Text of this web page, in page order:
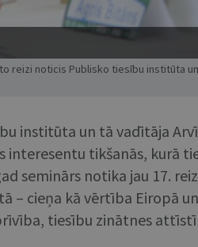
reizi noticis Publisko tiesību institūta
institūta un tā vadītāja
tikšanās, kurā
seminārs notika jau 17.
– cieņa kā vērtība Eiropā
tiesību zinātnes